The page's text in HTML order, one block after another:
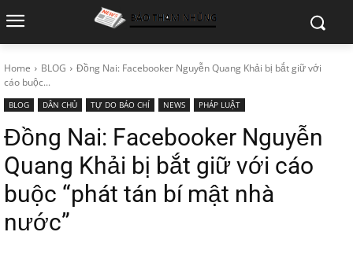
Home BLOG
Đồng Nai: Facebooker Nguyễn Quang Khải bị bắt giữ với
cáo buộc...
BLOG DÂN CHỦ TỰ DO BÁO CHÍ NEWS PHÁP LUẬT
Đồng Nai: Facebooker Nguyễn
Quang Khải bị bắt giữ với cáo
buộc “phát tán bí mật nhà
nước”